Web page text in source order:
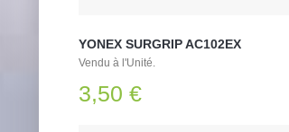
YONEX SURGRIP AC102EX
Vendu à l'Unité.
3,50 €